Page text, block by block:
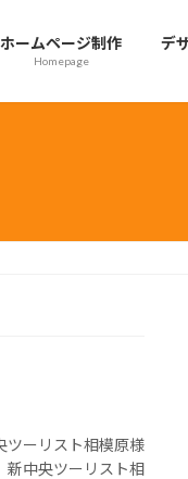
ホームページ制作
Homepage
デ
ツーリスト相模原様
新中央ツーリスト相